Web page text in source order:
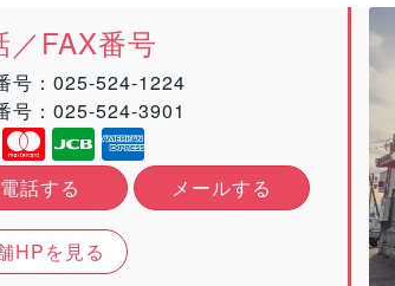
／FAX番号
号： 025-524-1224
号：025-524-3901
電話する メールする
HPを見る